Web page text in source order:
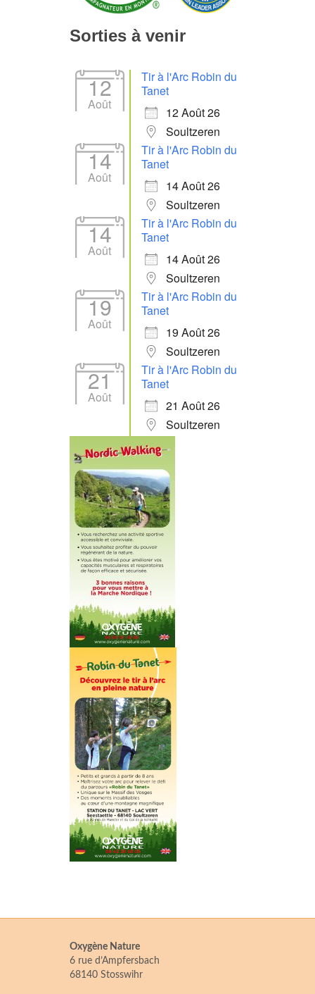
Sorties à venir
12
Août
Tir à l'Arc Robin du
Tanet
12 Août 26
Soultzeren
14
Août
Tir à l'Arc Robin du
Tanet
14 Août 26
Soultzeren
14
Août
Tir à l'Arc Robin du
Tanet
14 Août 26
Soultzeren
19
Août
Tir à l'Arc Robin du
Tanet
19 Août 26
Soultzeren
21
Août
Tir à l'Arc Robin du
Tanet
21 Août 26
Soultzeren
Oxygène Nature
6 rue d’Ampfersbach
68140 Stosswihr